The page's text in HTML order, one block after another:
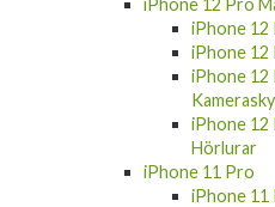
iPhone 12
iPhone 12
iPhone 12
iPhone 12
Hörlurar
iPhone 11 Pro
iPhone 11